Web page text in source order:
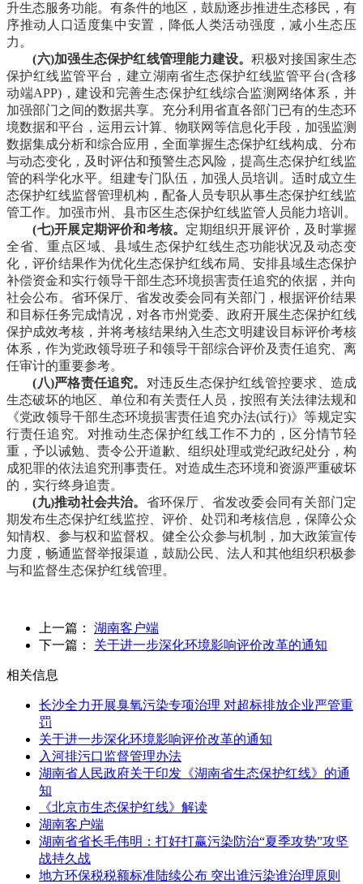
升生态服务功能。有条件的地区，鼓励逐步推进生态移民，有
序推动人口适度集中安置，降低人类活动强度，减小生态压
力。
(六)加强生态保护红线管理能力建设。积极对接国家生态
保护红线监管平台，建立湖南省生态保护红线监管平台(含移
动端APP)，建设和完善生态保护红线综合监测网络体系，并
加强部门之间的数据共享。充分利用省直各部门已有的生态环
境数据和平台，运用云计算、物联网等信息化手段，加强监测
数据集成分析和综合应用，全面掌握生态保护红线构成、分布
与动态变化，及时评估和预警生态风险，提高生态保护红线监
管的科学化水平。组建专门队伍，加强人员培训。适时成立生
态保护红线监督管理机构，配备人员专职从事生态保护红线监
管工作。加强市州、县市区生态保护红线监管人员能力培训。
(七)开展定期评价和考核。 定期组织开展评价，及时掌握
全省、重点区域、县域生态保护红线生态功能状况及动态变
化，评价结果作为优化生态保护红线布局、安排县域生态保护
补偿资金和实行领导干部生态环境损害责任追究的依据，并向
社会公布。省环保厅、省发改委会同有关部门，根据评价结果
和目标任务完成情况，对各市州党委、政府开展生态保护红线
保护成效考核，并将考核结果纳入生态文明建设目标评价考核
体系，作为党政领导班子和领导干部综合评价及责任追究、离
任审计的重要参考。
(八)严格责任追究。 对违反生态保护红线管控要求、造成
生态破坏的地区、单位和有关责任人员，按照有关法律法规和
《党政领导干部生态环境损害责任追究办法(试行)》等规定实
行责任追究。对推动生态保护红线工作不力的，区分情节轻
重，予以诫勉、责令公开道歉、组织处理或党纪政纪处分，构
成犯罪的依法追究刑事责任。对造成生态环境和资源严重破坏
的，实行终身追责。
(九)推动社会共治。 省环保厅、省发改委会同有关部门定
期发布生态保护红线监控、评价、处罚和考核信息，保障公众
知情权、参与权和监督权。健全公众参与机制，加大政策宣传
力度，畅通监督举报渠道，鼓励公民、法人和其他组织积极参
与和监督生态保护红线管理。
上一篇： 湖南客户端
下一篇： 关于进一步深化环境影响评价改革的通知
相关信息
长沙全力开展臭氧污染专项治理 对超标排放企业严管重
罚
关于进一步深化环境影响评价改革的通知
入河排污口监督管理办法
湖南省人民政府关于印发《湖南省生态保护红线》的通
知
《北京市生态保护红线》解读
湖南客户端
湖南省省长毛伟明：打好打赢污染防治“夏季攻势”攻坚
战持久战
地方环保税税额标准陆续公布 突出谁污染谁治理原则